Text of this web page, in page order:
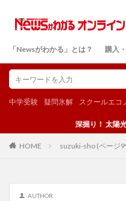
「Newsがわかる」とは？ 購入
中学受験 疑問氷解 スクールエコ
深掘り！ 太陽光
HOME suzuki-sho (ページ
AUTHOR